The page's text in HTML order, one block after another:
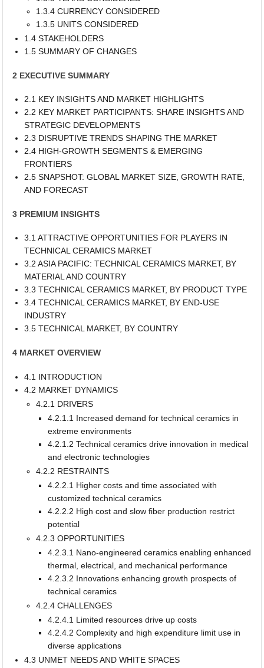
1.3.4 CURRENCY CONSIDERED
1.3.5 UNITS CONSIDERED
1.4 STAKEHOLDERS
1.5 SUMMARY OF CHANGES
2 EXECUTIVE SUMMARY
2.1 KEY INSIGHTS AND MARKET HIGHLIGHTS
2.2 KEY MARKET PARTICIPANTS: SHARE INSIGHTS AND
STRATEGIC DEVELOPMENTS
2.3 DISRUPTIVE TRENDS SHAPING THE MARKET
2.4 HIGH-GROWTH SEGMENTS & EMERGING
FRONTIERS
2.5 SNAPSHOT: GLOBAL MARKET SIZE, GROWTH RATE,
AND FORECAST
3 PREMIUM INSIGHTS
3.1 ATTRACTIVE OPPORTUNITIES FOR PLAYERS IN
TECHNICAL CERAMICS MARKET
3.2 ASIA PACIFIC: TECHNICAL CERAMICS MARKET, BY
MATERIAL AND COUNTRY
3.3 TECHNICAL CERAMICS MARKET, BY PRODUCT TYPE
3.4 TECHNICAL CERAMICS MARKET, BY END-USE
INDUSTRY
3.5 TECHNICAL MARKET, BY COUNTRY
4 MARKET OVERVIEW
4.1 INTRODUCTION
4.2 MARKET DYNAMICS
4.2.1 DRIVERS
4.2.1.1 Increased demand for technical ceramics in
extreme environments
4.2.1.2 Technical ceramics drive innovation in medical
and electronic technologies
4.2.2 RESTRAINTS
4.2.2.1 Higher costs and time associated with
customized technical ceramics
4.2.2.2 High cost and slow fiber production restrict
potential
4.2.3 OPPORTUNITIES
4.2.3.1 Nano-engineered ceramics enabling enhanced
thermal, electrical, and mechanical performance
4.2.3.2 Innovations enhancing growth prospects of
technical ceramics
4.2.4 CHALLENGES
4.2.4.1 Limited resources drive up costs
4.2.4.2 Complexity and high expenditure limit use in
diverse applications
4.3 UNMET NEEDS AND WHITE SPACES